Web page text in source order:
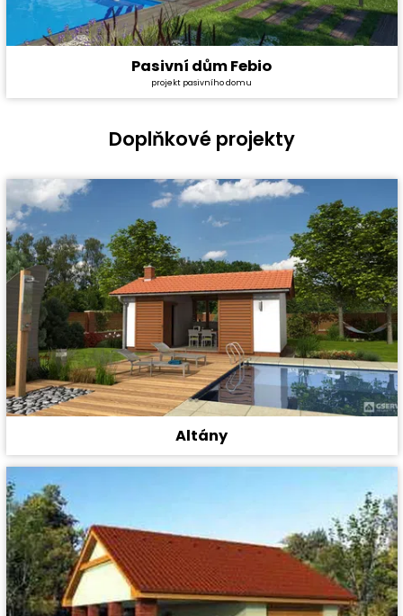
Cena stavby svépomocí:
Dispozice:
6+1
Pasivní dům Febio
projekt pasivního domu
Doplňkové projekty
Altány